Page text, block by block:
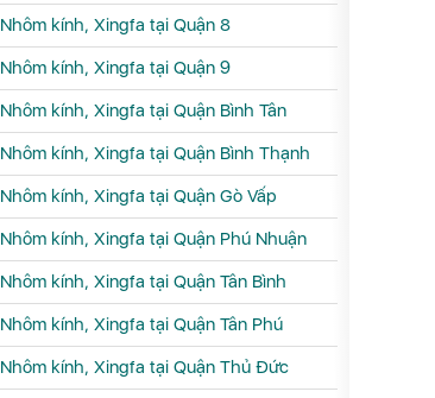
Nhôm kính, Xingfa tại Quận 8
Nhôm kính, Xingfa tại Quận 9
Nhôm kính, Xingfa tại Quận Bình Tân
Nhôm kính, Xingfa tại Quận Bình Thạnh
Nhôm kính, Xingfa tại Quận Gò Vấp
Nhôm kính, Xingfa tại Quận Phú Nhuận
Nhôm kính, Xingfa tại Quận Tân Bình
Nhôm kính, Xingfa tại Quận Tân Phú
Nhôm kính, Xingfa tại Quận Thủ Đức